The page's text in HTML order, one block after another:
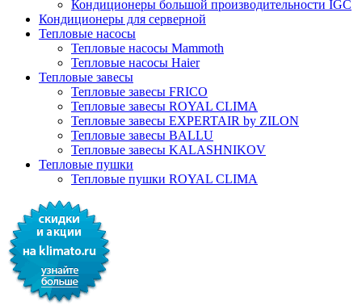
Кондиционеры большой производительности IGC
Кондиционеры для серверной
Тепловые насосы
Тепловые насосы Mammoth
Тепловые насосы Haier
Тепловые завесы
Тепловые завесы FRICO
Тепловые завесы ROYAL CLIMA
Тепловые завесы EXPERTAIR by ZILON
Тепловые завесы BALLU
Тепловые завесы KALASHNIKOV
Тепловые пушки
Тепловые пушки ROYAL CLIMA